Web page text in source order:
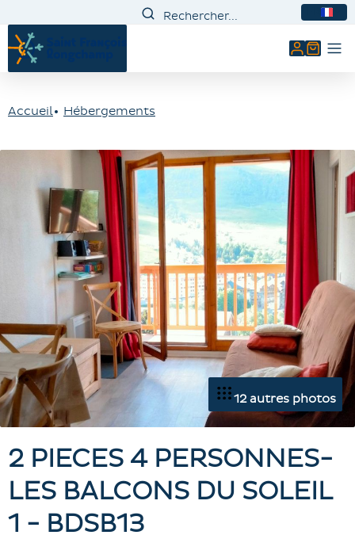
Mon
Accueil Hébergements
12 autres photos
2 PIECES 4 PERSONNES-
LES BALCONS DU SOLEIL
1 - BDSB13